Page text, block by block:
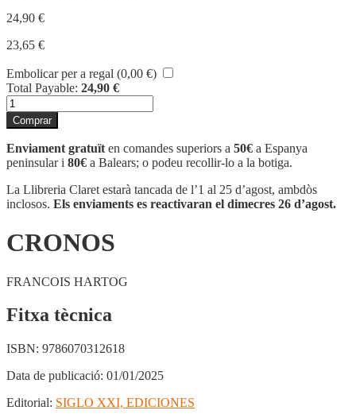
24,90 €
23,65 €
Embolicar per a regal (0,00 €)
Total Payable: 24,90 €
quantitat
de
CRONOS
Comprar
Enviament gratuït en comandes superiors a 50€ a Espanya
peninsular i 80€ a Balears; o podeu recollir-lo a la botiga.
La Llibreria Claret estarà tancada de l’1 al 25 d’agost, ambdòs
inclosos. Els enviaments es reactivaran el dimecres 26 d’agost.
CRONOS
FRANCOIS HARTOG
Fitxa tècnica
ISBN: 9786070312618
Data de publicació: 01/01/2025
Editorial: SIGLO XXI, EDICIONES